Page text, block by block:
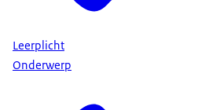
Leerplicht
Onderwerp